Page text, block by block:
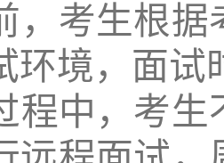
，考生根
环境，面试
程中，考